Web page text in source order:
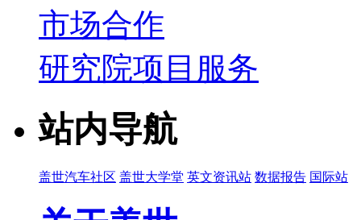
市场合作
研究院项目服务
站内导航
盖世汽车社区 盖世大学堂 英文资讯站 数据报告 国际站